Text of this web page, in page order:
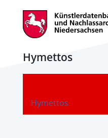
Hymettos
Hymettos